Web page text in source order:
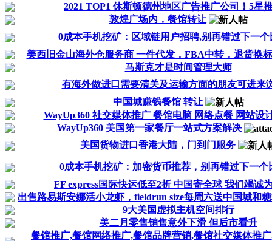
2021 TOP1 休斯顿德州地区广告推广公司！5星
敦煌广场内，餐馆转让
0成本手机挖矿：区域链用户招聘,别再错过下一个
美西旧金山海外仓服务商 一件代发，FBA中转，退货换标
马斯克才是时间管理大师
有海外做进口需要清关及运输方面的朋友可进来
中国城赚钱餐馆 转让
WayUp360 社交媒体推广 餐馆电脑 网络点餐 网站设
WayUp360 美国第一家餐厅一站式方案解决
美国货物进口香港大陆，门到门服务
0成本手机挖矿：加密货币推荐，别再错过下一个
FF express国际快运低至2折 中国寄全球 我们竭诚
出售路易斯安娜活小龙虾，fieldrun size每周六送中国城和
9大美国虚拟主机空间排行
美二月零售销售意外下滑 但后市看升
餐馆推广,餐馆网络推广,餐馆品牌营销,餐馆社交媒体推